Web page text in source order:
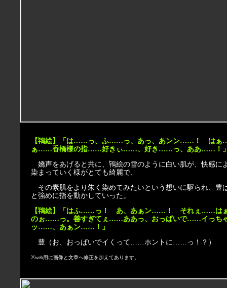
【鴇絵】「は……っ、ふ……っ、あっ、あンン……！ は
ぁ……香橋様の指……好きぃ……、好き……っ、ああ……！
嬌声をあげると共に、鴇絵の雪のように白い肌が、快感に
染まっていく様がとても綺麗で、
その素肌をより朱く染めてみたいという想いに駆られ、豊
と強めに指を動かしていった。
【鴇絵】「はふ……っ！ あ、あぁン……！ それぇ……は
のぉ……っ。善すぎてぇ……ああっ、おっぱいで……イっち
ッ……、あぁン……！」
豊（お、おっぱいでイくって……ホントに……っ！？）
※web用に画像と文章へ修正を加えてあります。